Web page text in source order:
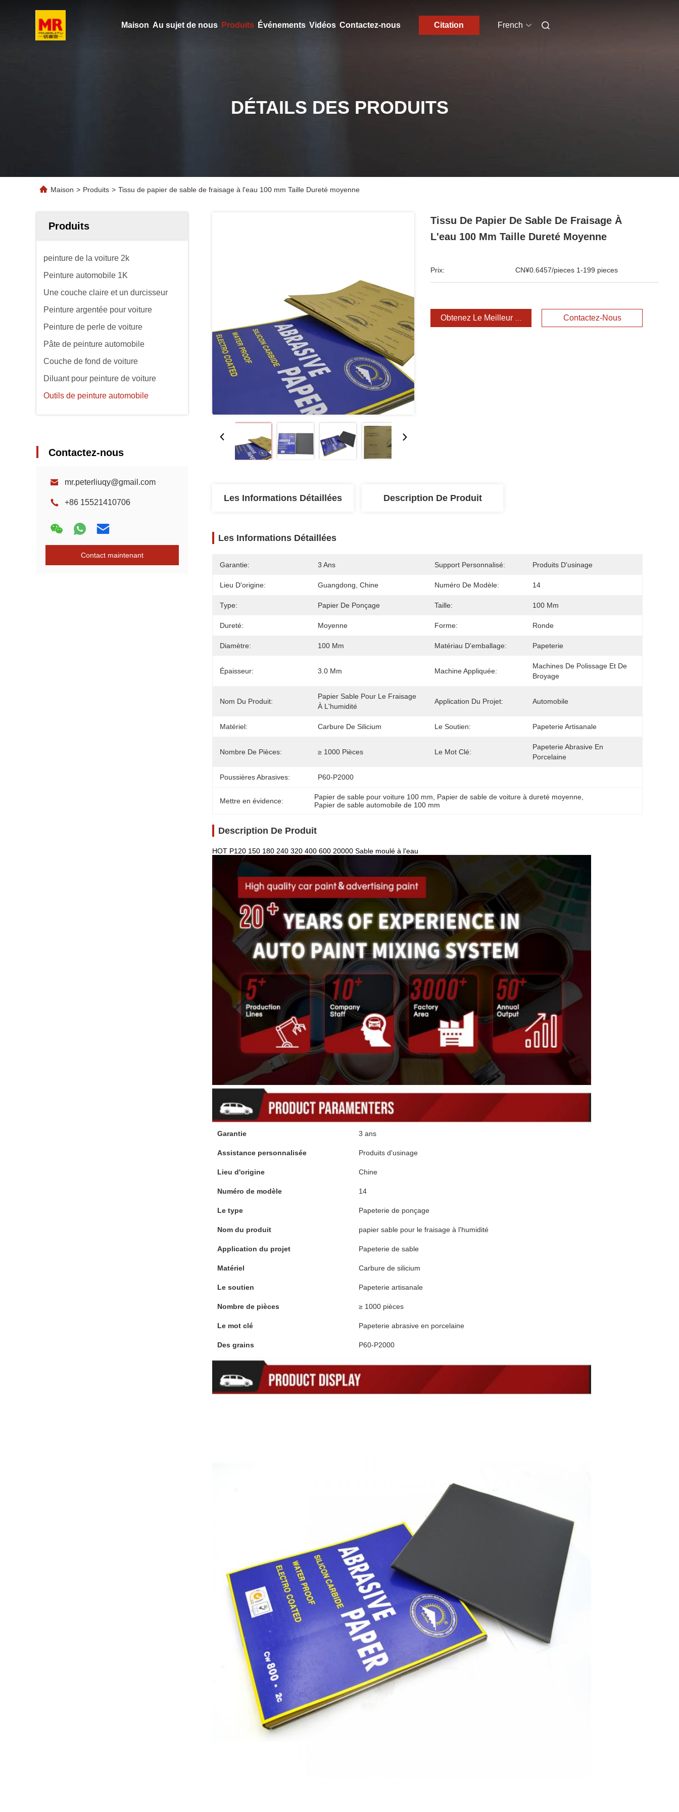
Maison Au sujet de nous Produits Événements Vidéos Contactez-nous Citation French
DÉTAILS DES PRODUITS
Maison > Produits > Tissu de papier de sable de fraisage à l'eau 100 mm Taille Dureté moyenne
Produits
peinture de la voiture 2k
Peinture automobile 1K
Une couche claire et un durcisseur
Peinture argentée pour voiture
Peinture de perle de voiture
Pâte de peinture automobile
Couche de fond de voiture
Diluant pour peinture de voiture
Outils de peinture automobile
Contactez-nous
mr.peterliuqy@gmail.com
+86 15521410706
Contact maintenant
Tissu De Papier De Sable De Fraisage À
L'eau 100 Mm Taille Dureté Moyenne
Prix: CN¥0.6457/pieces 1-199 pieces
Obtenez Le Meilleur Prix Contactez-Nous
Les Informations Détaillées Description De Produit
Les Informations Détaillées
Garantie: 3 Ans Support Personnalisé: Produits D'usinage
Lieu D'origine: Guangdong, Chine Numéro De Modèle: 14
Type: Papier De Ponçage Taille: 100 Mm
Dureté: Moyenne Forme: Ronde
Diamètre: 100 Mm Matériau D'emballage: Papeterie
Épaisseur: 3.0 Mm Machine Appliquée:
Machines De Polissage Et De
Broyage
Nom Du Produit:
Papier Sable Pour Le Fraisage
À L'humidité
Application Du Projet: Automobile
Matériel: Carbure De Silicium Le Soutien: Papeterie Artisanale
Nombre De Pièces: ≥ 1000 Pièces Le Mot Clé:
Papeterie Abrasive En
Porcelaine
Poussières Abrasives: P60-P2000
Mettre en évidence: Papier de sable pour voiture 100 mm Papier de sable de voiture à dureté moyenne
Papier de sable automobile de 100 mm
Description De Produit
HOT P120 150 180 240 320 400 600 20000 Sable moulé à l'eau
Garantie 3 ans
Assistance personnalisée Produits d'usinage
Lieu d'origine Chine
Numéro de modèle 14
Le type Papeterie de ponçage
Nom du produit papier sable pour le fraisage à l'humidité
Application du projet Papeterie de sable
Matériel Carbure de silicium
Le soutien Papeterie artisanale
Nombre de pièces ≥ 1000 pièces
Le mot clé Papeterie abrasive en porcelaine
Des grains P60-P2000